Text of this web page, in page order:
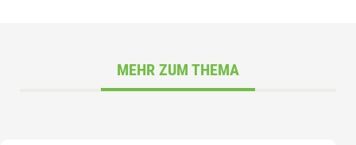
MEHR ZUM THEMA